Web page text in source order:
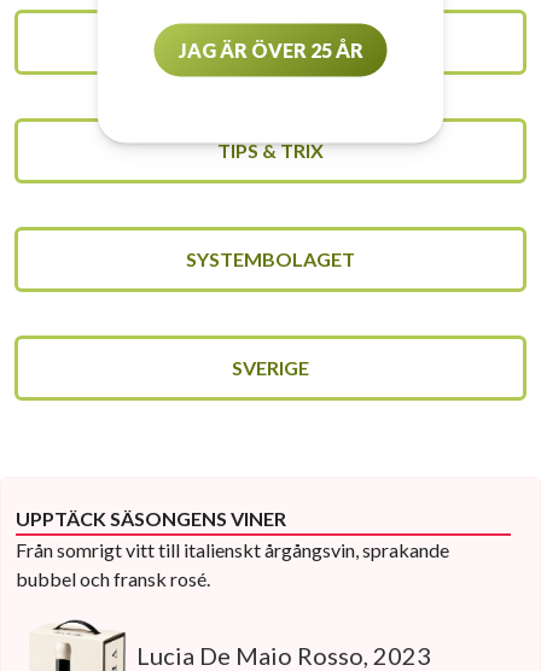
UNCATEGORIZED
TIPS & TRIX
SYSTEMBOLAGET
SVERIGE
UPPTÄCK SÄSONGENS VINER
Från somrigt vitt till italienskt årgångsvin, sprakande
bubbel och fransk rosé.
Lucia De Maio Rosso, 2023
JAG ÄR ÖVER 25 ÅR